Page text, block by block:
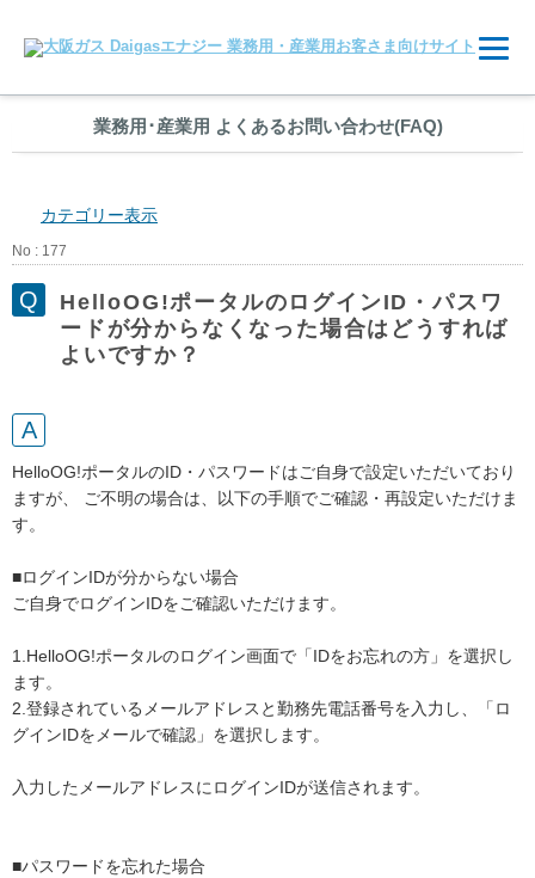
業務用 ･産業用 よくあるお問い合わせ(FAQ)
カテゴリー表示
No : 177
HelloOG!ポータルのログインID・パスワ
ードが分からなくなった場合はどうすれば
よいですか？
HelloOG!ポータルのID・パスワードはご自身で設定いただいており
ますが、 ご不明の場合は、以下の手順でご確認・再設定いただけま
す。
■ログインIDが分からない場合
ご自身でログインIDをご確認いただけます。
1.HelloOG!ポータルのログイン画面で「IDをお忘れの方」を選択し
ます。
2.登録されているメールアドレスと勤務先電話番号を入力し、「ロ
グインIDをメールで確認」を選択します。
入力したメールアドレスにログインIDが送信されます。
■パスワードを忘れた場合